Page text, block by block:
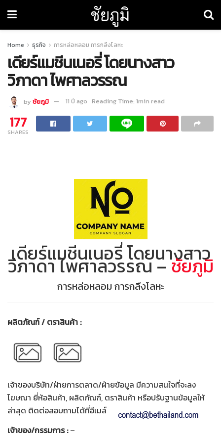
ชัยภูมิ
Home ธุรกิจ การหล่อหลอม การกลึงโลหะ
เดียร์แมชีนเนอรี่ โดยนางสาว
วิภาดา ไพศาลวรรณ
by ชัยภูมิ 11 ปี ago Reading Time: 1min read
177
SHARES
เดียร์แมชีนเนอรี่ โดยนางสาว
วิภาดา ไพศาลวรรณ –ชัยภูมิ
การหล่อหลอม การกลึงโลหะ
ผลิตภัณฑ์ / ตราสินค้า :
เจ้าของบริษัท/ฝ่ายการตลาด/ฝ่ายข้อมูล มีความสนใจที่จะลง
โฆษณา ยี่ห้อสินค้า, ผลิตภัณฑ์, ตราสินค้า หรือปรับฐานข้อมูลให้
ล่าสุด ติดต่อสอบถามได้ที่อีเมล์
เจ้าของ/กรรมการ :–